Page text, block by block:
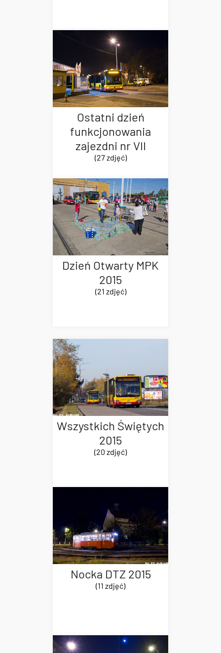
Ostatni dzień
funkcjonowania
zajezdni nr VII
(27 zdjęć)
Dzień Otwarty MPK
2015
(21 zdjęć)
Wszystkich Świętych
2015
(20 zdjęć)
Nocka DTZ 2015
(11 zdjęć)